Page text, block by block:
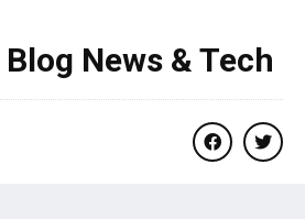
News & Tech
facebook